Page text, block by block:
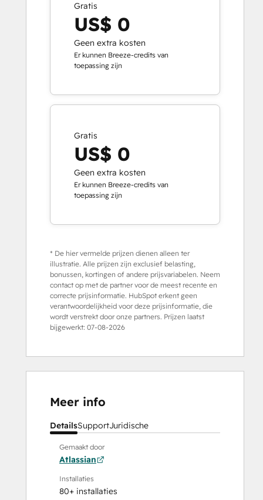
Gratis
US$ 0
Geen extra kosten
Er kunnen Breeze-credits van
toepassing zijn
Gratis
US$ 0
Geen extra kosten
Er kunnen Breeze-credits van
toepassing zijn
* De hier vermelde prijzen dienen alleen ter
illustratie. Alle prijzen zijn exclusief belasting,
bonussen, kortingen of andere prijsvariabelen. Neem
contact op met de partner voor de meest recente en
correcte prijsinformatie. HubSpot erkent geen
verantwoordelijkheid voor deze prijsinformatie, die
wordt verstrekt door onze partners. Prijzen laatst
bijgewerkt: 07-08-2026
Meer info
DetailsSupportJuridische
Gemaakt door
Atlassian
Installaties
80+ installaties